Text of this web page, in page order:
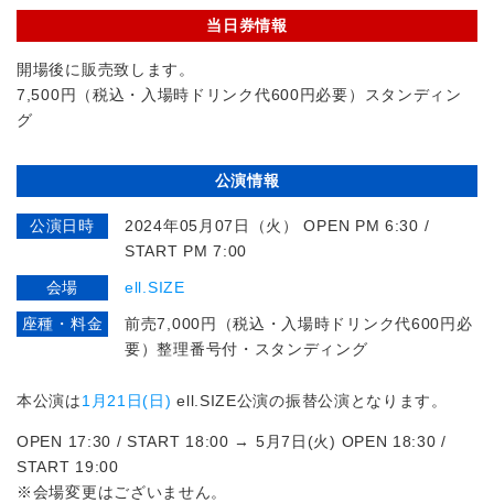
当日券情報
開場後に販売致します。
7,500円（税込・入場時ドリンク代600円必要）スタンディン
グ
公演情報
公演日時
2024年05月07日（火） OPEN PM 6:30 /
START PM 7:00
会場 ell.SIZE
座種・料金
前売7,000円（税込・入場時ドリンク代600円必
要）整理番号付・スタンディング
本公演は1月21日(日) ell.SIZE公演の振替公演となります。
OPEN 17:30 / START 18:00 → 5月7日(火) OPEN 18:30 /
START 19:00
※会場変更はございません。